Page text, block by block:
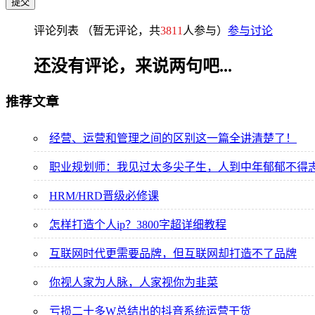
评论列表 （暂无评论，共3811人参与） 参与讨论
还没有评论，来说两句吧...
推荐文章
经营、运营和管理之间的区别这一篇全讲清楚了！
职业规划师：我见过太多尖子生，人到中年郁郁不得
HRM/HRD晋级必修课
怎样打造个人ip？3800字超详细教程
互联网时代更需要品牌，但互联网却打造不了品牌
你视人家为人脉，人家视你为韭菜
亏损二十多W总结出的抖音系统运营干货